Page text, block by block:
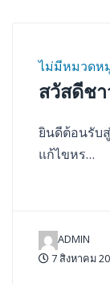
ไม่มีหมวดห
สวัสดีชา
ยินดีต้อนรับ
แก้ไขหร…
ADMIN
7 สิงหาคม